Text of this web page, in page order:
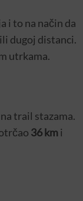
i to na način da
dugoj distanci.
utrkama.
trail stazama.
36 km i